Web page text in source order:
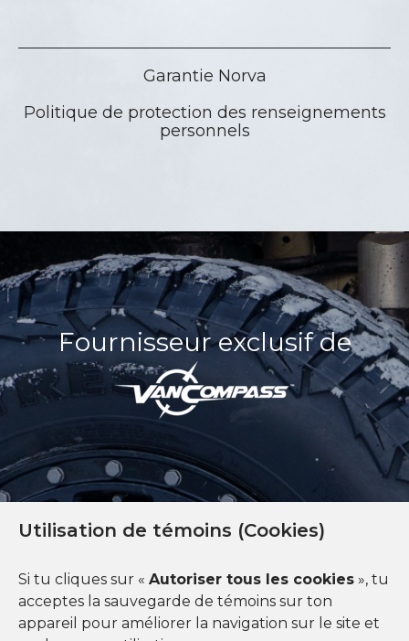
Garantie Norva
Politique de protection des renseignements
personnels
Fournisseur exclusif de
FINANCEMENT DISPONIBLE
Utilisation de témoins (Cookies)
Si tu cliques sur « Autoriser tous les cookies », tu
acceptes la sauvegarde de témoins sur ton
appareil pour améliorer la navigation sur le site et